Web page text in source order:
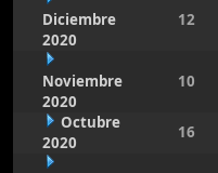
Diciembre
2020
12
Noviembre
2020
10
Octubre
2020
16